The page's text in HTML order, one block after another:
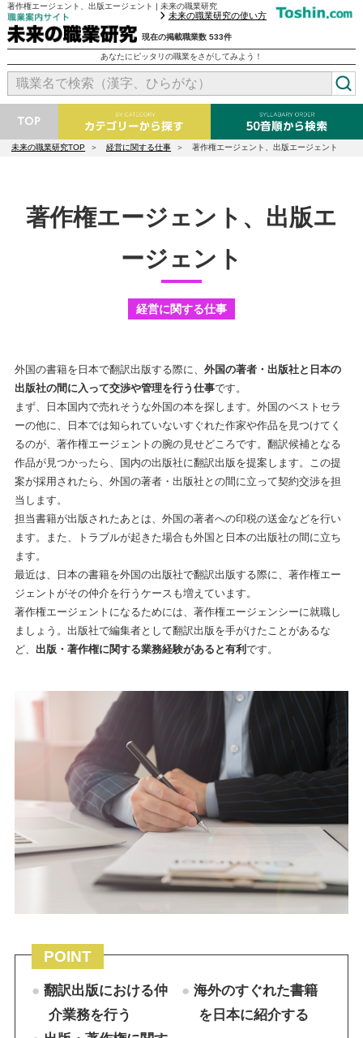
著作権エージェント、出版エージェント | 未来の職業研究
現在の掲載職業数 533件
あなたにピッタリの職業をさがしてみよう！
未来の職業研究の使い方
未来の職業研究TOP 経営に関する仕事 著作権エージェント、出版エージェント
著作権エージェント、出版エ
ージェント
経営に関する仕事
外国の書籍を日本で翻訳出版する際に、外国の著者・出版社と日本の
出版社の間に入って交渉や管理を行う仕事です。
まず、日本国内で売れそうな外国の本を探します。外国のベストセラ
ーの他に、日本では知られていないすぐれた作家や作品を見つけてく
るのが、著作権エージェントの腕の見せどころです。翻訳候補となる
作品が見つかったら、国内の出版社に翻訳出版を提案します。この提
案が採用されたら、外国の著者・出版社との間に立って契約交渉を担
当します。
担当書籍が出版されたあとは、外国の著者への印税の送金などを行い
ます。また、トラブルが起きた場合も外国と日本の出版社の間に立ち
ます。
最近は、日本の書籍を外国の出版社で翻訳出版する際に、著作権エー
ジェントがその仲介を行うケースも増えています。
著作権エージェントになるためには、著作権エージェンシーに就職し
ましょう。出版社で編集者として翻訳出版を手がけたことがあるな
ど、 出版・著作権に関する業務経験があると有利です。
POINT
翻訳出版における仲
介業務を行う
海外のすぐれた書籍
を日本に紹介する